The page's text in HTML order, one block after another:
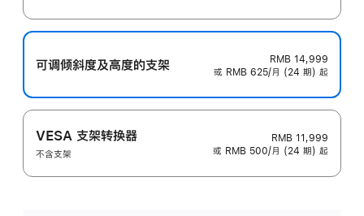
可调倾斜度及高‍度的支‍架
RMB 14,999
或 RMB 625/月 (24 期) 起
VESA 支架转换器
不含支架
RMB 11,999
或 RMB 500/月 (24 期) 起